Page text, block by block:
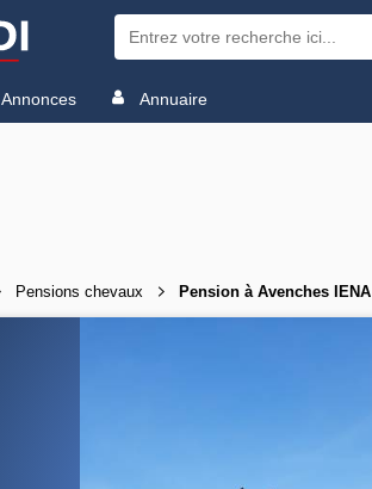
Annonces Annuaire
Pensions chevaux Pension à Avenches IENA